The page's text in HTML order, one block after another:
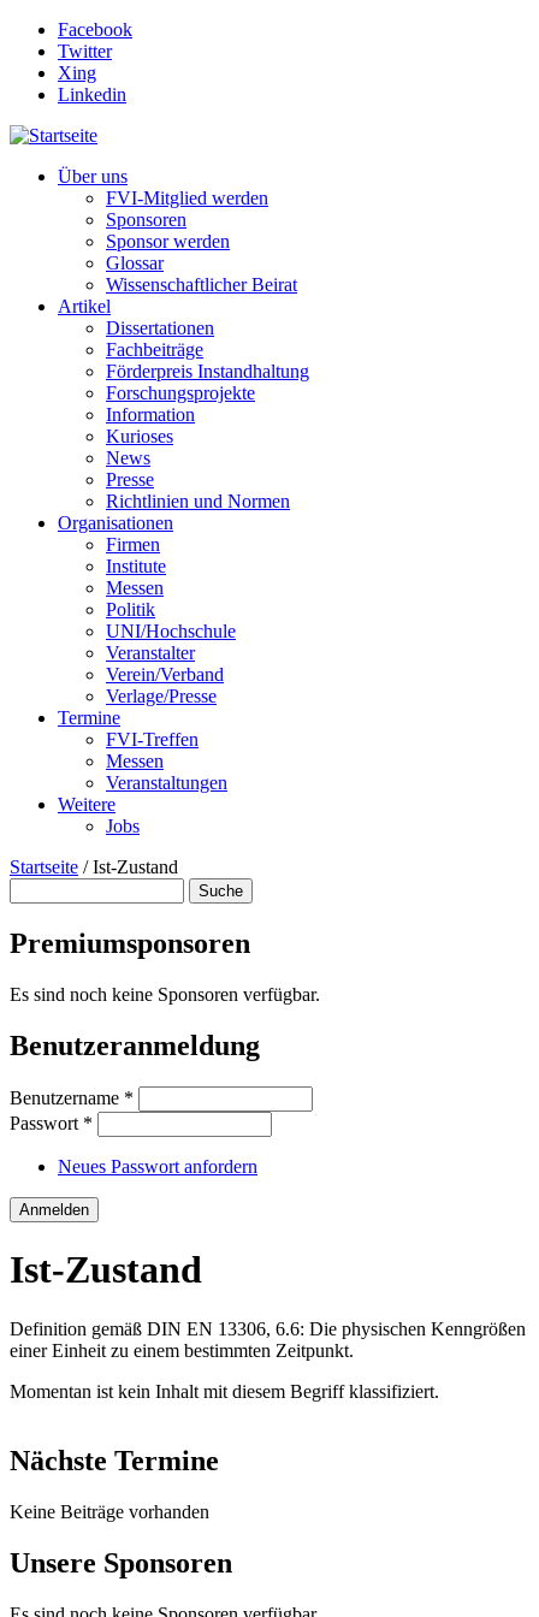
Direkt zum Inhalt
Facebook
Twitter
Xing
Linkedin
Über uns
FVI-Mitglied werden
Sponsoren
Sponsor werden
Glossar
Wissenschaftlicher Beirat
Artikel
Dissertationen
Fachbeiträge
Förderpreis Instandhaltung
Forschungsprojekte
Information
Kurioses
News
Presse
Richtlinien und Normen
Organisationen
Firmen
Institute
Messen
Politik
UNI/Hochschule
Veranstalter
Verein/Verband
Verlage/Presse
Termine
FVI-Treffen
Messen
Veranstaltungen
Weitere
Jobs
Startseite /Ist-Zustand
Premiumsponsoren
Es sind noch keine Sponsoren verfügbar.
Benutzeranmeldung
Benutzername *
Passwort *
Neues Passwort anfordern
Ist-Zustand
Definition gemäß DIN EN 13306, 6.6: Die physischen Kenngrößen
einer Einheit zu einem bestimmten Zeitpunkt.
Momentan ist kein Inhalt mit diesem Begriff klassifiziert.
Nächste Termine
Keine Beiträge vorhanden
Unsere Sponsoren